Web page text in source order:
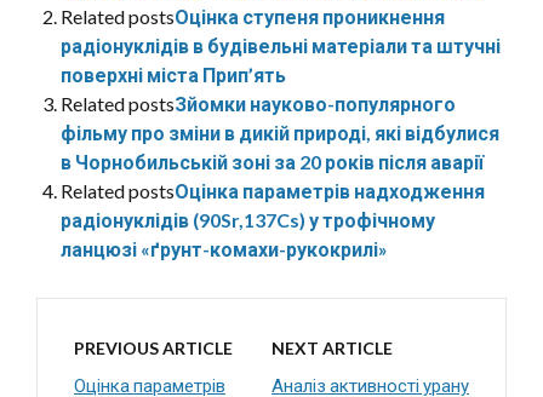
Related postsОцінка ступеня проникнення
радіонуклідів в будівельні матеріали та штучні
поверхні міста Прип’ять
Related postsЗйомки науково-популярного
фільму про зміни в дикій природі, які відбулися
в Чорнобильській зоні за 20 років після аварії
Related postsОцінка параметрів надходження
радіонуклідів (90Sr,137Cs) у трофічному
ланцюзі «ґрунт-комахи-рукокрилі»
PREVIOUS ARTICLE
Оцінка параметрів
NEXT ARTICLE
Аналіз активності урану